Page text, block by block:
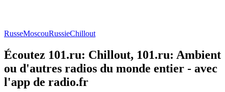
RusseMoscouRussieChillout
Écoutez 101.ru: Chillout, 101.ru: Ambient
ou d'autres radios du monde entier - avec
l'app de radio.fr